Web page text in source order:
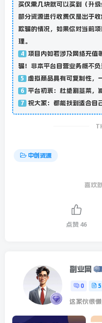
买仅需几块就可以买到（升
部分资源进行收费仅是出于
欺骗的情况，如果你对当前
理。
4 项目内如若涉及网络充值
骗！非本平台自营业务概不负
5 虚拟商品具有可复制性，
6 平台初衷：杜绝割韭菜，
7 祝大家：都能找到适合自
中创资源
喜欢
点赞 46
副业网
0
这家伙很